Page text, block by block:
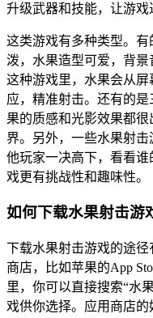
升级武器和技能，让游戏
这类游戏有多种类型。
泼，水果造型可爱，背
这种游戏里，水果会从
应，精准射击。还有的
果的质感和光影效果都
界。另外，一些水果射
他玩家一决高下，看看
戏更有挑战性和趣味性。
如何下载水果射击游
下载水果射击游戏的途
商店，比如苹果的App
里，你可以直接搜索“水
戏供你选择。应用商店